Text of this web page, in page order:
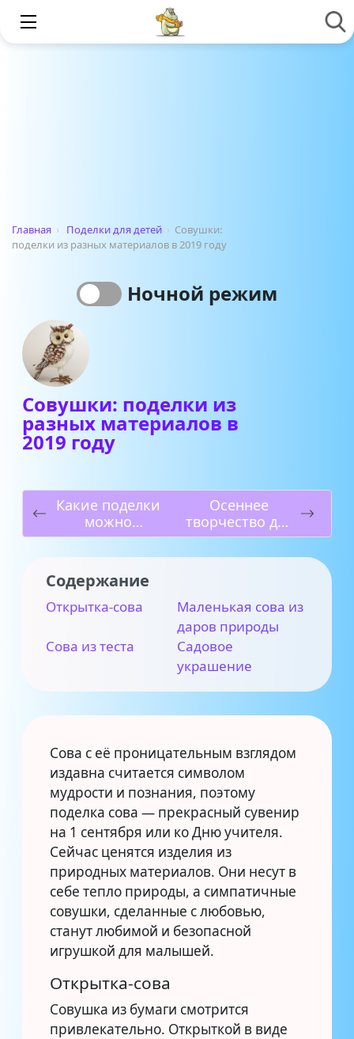
Главная › Поделки для детей › Совушки:
поделки из разных материалов в 2019 году
Ночной режим
Совушки: поделки из
разных материалов в
2019 году
Какие поделки
можно
изготовить из
обычных
году
Осеннее
творчество для
школы —
поделки
Содержание
Открытка-сова
Маленькая сова из
даров природы
Сова из теста
Садовое
украшение
Сова с её проницательным взглядом
издавна считается символом
мудрости и познания, поэтому
поделка сова — прекрасный сувенир
на 1 сентября или ко Дню учителя.
Сейчас ценятся изделия из
природных материалов. Они несут в
себе тепло природы, а симпатичные
совушки, сделанные с любовью,
станут любимой и безопасной
игрушкой для малышей.
Открытка-сова
Совушка из бумаги смотрится
привлекательно. Открыткой в виде